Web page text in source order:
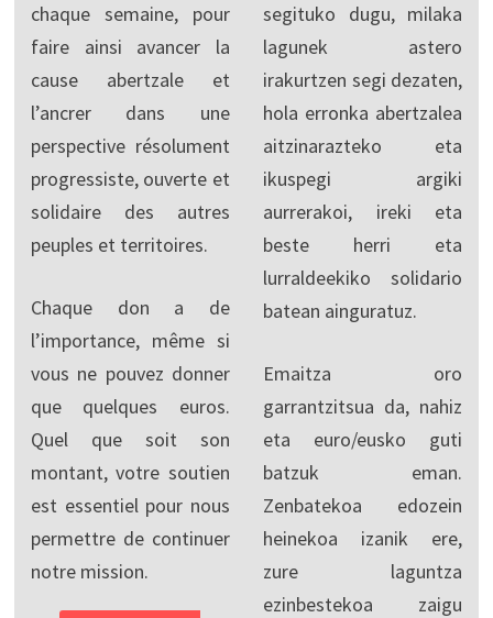
chaque semaine, pour
faire ainsi avancer la
cause abertzale et
l’ancrer dans une
perspective résolument
progressiste, ouverte et
solidaire des autres
peuples et territoires.
Chaque don a de
l’importance, même si
vous ne pouvez donner
que quelques euros.
Quel que soit son
montant, votre soutien
est essentiel pour nous
permettre de continuer
notre mission.
segituko dugu, milaka
lagunek astero
irakurtzen segi dezaten,
hola erronka abertzalea
aitzinarazteko eta
ikuspegi argiki
aurrerakoi, ireki eta
beste herri eta
lurraldeekiko solidario
batean ainguratuz.
Emaitza oro
garrantzitsua da, nahiz
eta euro/eusko guti
batzuk eman.
Zenbatekoa edozein
heinekoa izanik ere,
zure laguntza
ezinbestekoa zaigu